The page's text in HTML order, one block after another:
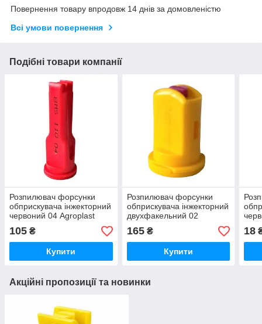
Повернення товару впродовж 14 днів за домовленістю
Всі умови повернення
Подібні товари компанії
Розпилювач форсунки
обприскувача інжекторний
червоний 04 Agroplast
AP041108MS | 220172 |
105 ₴
Купити
Розпилювач форсунки
обприскувача інжекторний
двухфакельний 02
6MS02P2 Agroplast
165₴
Купити
18
Акційні пропозиції та новинки